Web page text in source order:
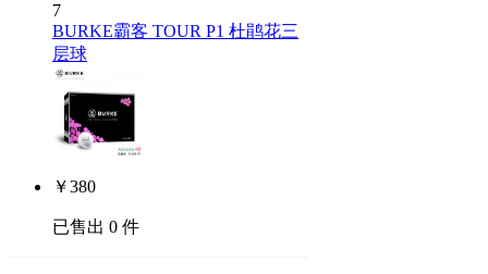
7
BURKE霸客 TOUR P1 杜鹃花三
层球
￥380
已售出 0 件